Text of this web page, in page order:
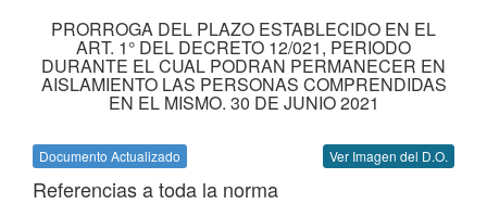
PRORROGA DEL PLAZO ESTABLECIDO EN EL
ART. 1° DEL DECRETO 12/021, PERIODO
DURANTE EL CUAL PODRAN PERMANECER EN
AISLAMIENTO LAS PERSONAS COMPRENDIDAS
EN EL MISMO. 30 DE JUNIO 2021
Documento Actualizado Ver Imagen del D.O.
Referencias a toda la norma